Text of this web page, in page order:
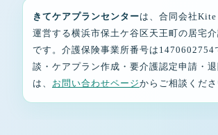
きてケアプランセンターは、合同会社
運営する横浜市保土ケ谷区天王町の居宅
です。介護保険事業所番号は1470602754
談・ケアプラン作成・要介護認定申請・
は、 お問い合わせページからご相談くださ